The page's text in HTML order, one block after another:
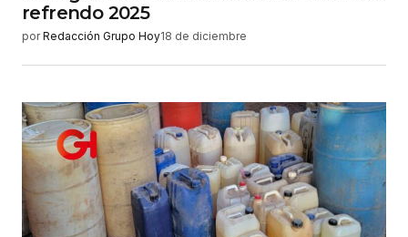
refrendo 2025
por Redacción Grupo Hoy18 de diciembre